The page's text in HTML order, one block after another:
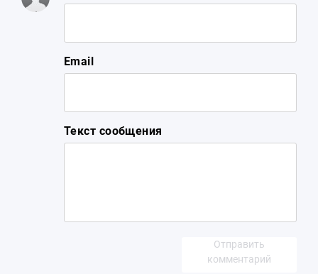
Email
Текст сообщения
Отправить
комментарий